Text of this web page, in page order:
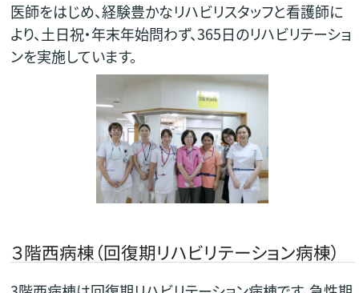
医師をはじめ、経験豊かなリハビリスタッフと看護師に
より、土日祝・年末年始問わず、365日のリハビリテーショ
ンを実施しています。
３階西病棟（回復期リハビリテーション病棟）